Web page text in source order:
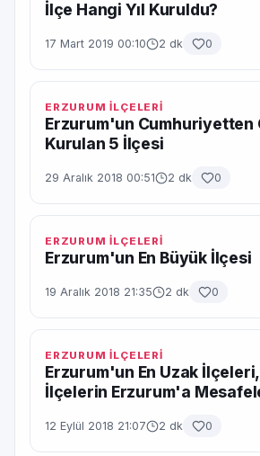
İlçe Hangi Yıl Kuruldu?
17 Mart 2019 00:10 2 dk 0
ERZURUM İLÇELERİ
Erzurum'un Cumhuriyetten
Kurulan 5 İlçesi
29 Aralık 2018 00:51 2 dk 0
ERZURUM İLÇELERİ
Erzurum'un En Büyük İlçesi
19 Aralık 2018 21:35 2 dk 0
ERZURUM İLÇELERİ
Erzurum'un En Uzak
İlçelerin Erzurum'a
12 Eylül 2018 21:07 2 dk 0